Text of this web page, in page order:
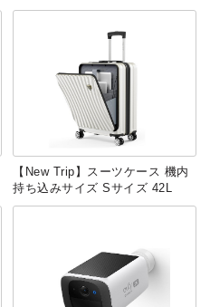
【New Trip】スーツケース 機内
持ち込みサイズ Sサイズ 42L